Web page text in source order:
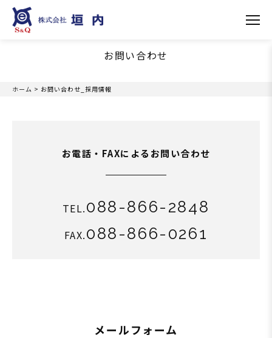
CONTACT
お問い合わせ
ホーム > お問い合わせ_採用情報
お電話・FAXによるお問い合わせ
TEL.088-866-2848
FAX.088-866-0261
メールフォーム